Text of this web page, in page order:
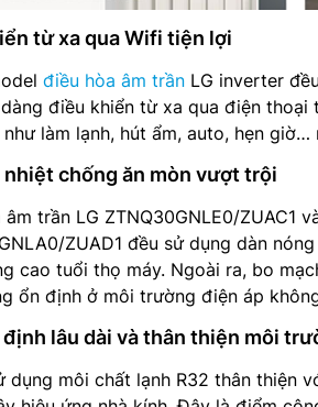
từ xa qua Wifi tiện lợi
điều hòa âm trần LG inverter
điều khiển từ xa qua điện
làm lạnh, hút ẩm, auto, hẹn
nhiệt chống ăn mòn vượt trội
trần LG ZTNQ30GNLE0/ZUAC1
ZUAD1 đều sử dụng dàn
cao tuổi thọ máy. Ngoài ra, bo
ổn định ở môi trường điện áp
lâu dài và thân thiện môi
dụng môi chất lạnh R32 thân thiện